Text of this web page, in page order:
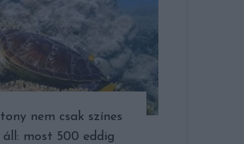
nem csak színes
áll: most 500 eddig